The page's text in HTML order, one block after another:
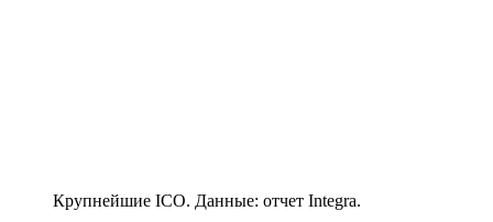
Крупнейшие ICO. Данные: отчет Integra.